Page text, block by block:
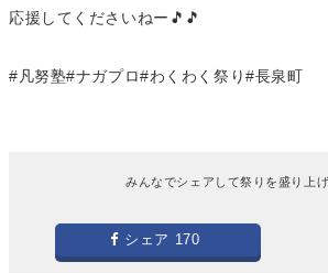
応援してくださいねー🎵🎵
#凡努塾#ナガプロ#わくわく祭り#長泉町
みんなでシェアして祭りを盛り上げ
シェア 170